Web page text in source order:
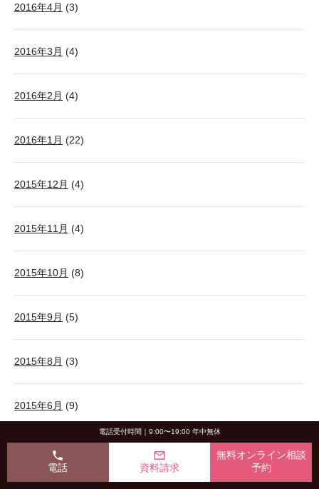
2016年4月 (3)
2016年3月 (4)
2016年2月 (4)
2016年1月 (22)
2015年12月 (4)
2015年11月 (4)
2015年10月 (8)
2015年9月 (5)
2015年8月 (3)
2015年6月 (9)
2015年5月
電話受付時間｜9:00〜19:00 年中無休
phone
電話
mail_outline
資料請求
無料オンライン相談
予約